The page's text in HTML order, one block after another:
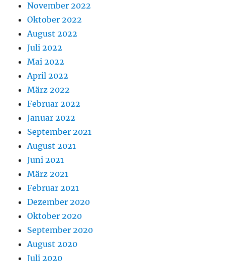
November 2022
Oktober 2022
August 2022
Juli 2022
Mai 2022
April 2022
März 2022
Februar 2022
Januar 2022
September 2021
August 2021
Juni 2021
März 2021
Februar 2021
Dezember 2020
Oktober 2020
September 2020
August 2020
Juli 2020